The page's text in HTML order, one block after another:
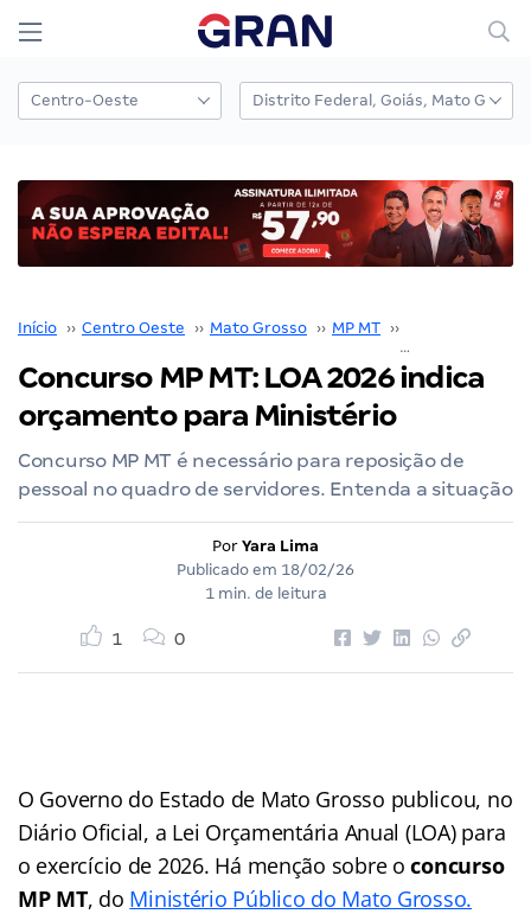
Início ›› Centro Oeste ›› Mato Grosso ›› MP MT ››
Concurso MP MT: LOA 2026 indica
orçamento para Ministério
Concurso MP MT é necessário para reposição de
pessoal no quadro de servidores. Entenda a situação
Por Yara Lima
Publicado em 18/02/26
1 min. de leitura
1 0
O Governo do Estado de Mato Grosso publicou, no
Diário Oficial, a Lei Orçamentária Anual (LOA) para
o exercício de 2026. Há menção sobre oconcurso
MP MT, do Ministério Público do Mato Grosso.